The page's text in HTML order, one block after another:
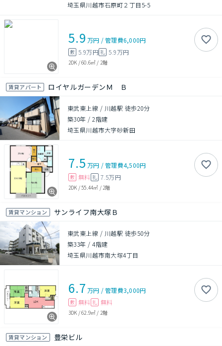
埼玉県川越市石原町２丁目5-5
5.9 万円 /管理費6,000円
敷 5.9万円礼 5.9万円
2DK /60.6㎡ / 2階
賃貸アパート ロイヤルガーデンＭ Ｂ
東武東上線 / 川越駅 徒歩20分
築30年 /2階建
埼玉県川越市大字砂新田
7.5 万円 /管理費4,500円
敷 無料 礼 7.5万円
2DK /55.44㎡ / 2階
賃貸マンション サンライフ南大塚Ｂ
東武東上線 / 川越駅 徒歩50分
築33年 /4階建
埼玉県川越市南大塚4丁目
6.7 万円 /管理費3,000円
敷 無料 礼 無料
3DK /62.9㎡ / 2階
賃貸マンション 豊栄ビル